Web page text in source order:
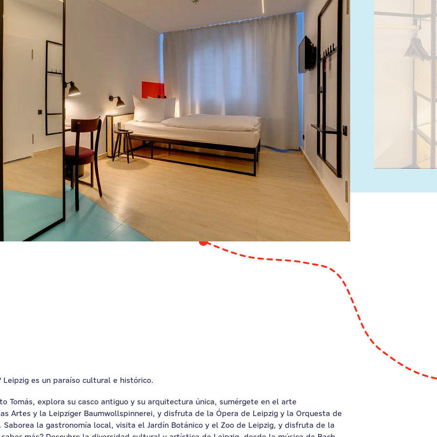
Leipzig es un paraíso cultural e histórico.
Tomás, explora su casco antiguo y su arquitectura única, sumérgete en el arte
Artes y la Leipziger Baumwollspinnerei, y disfruta de la Ópera de Leipzig y la Orquesta de
Saborea la gastronomía local, visita el Jardín Botánico y el Zoo de Leipzig, y disfruta de la